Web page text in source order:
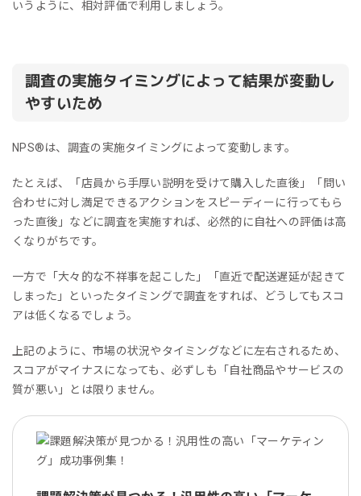
いうように、相対評価で利用しましょう。
調査の実施タイミングによって結果が変動し
やすいため
NPS®︎は、調査の実施タイミングによって変動します。
たとえば、「店員から手厚い説明を受けて購入した直後」「問い
合わせに対し満足できるアクションをスピーディーに行ってもら
った直後」などに調査を実施すれば、必然的に自社への評価は高
くなりがちです。
一方で「大々的な不祥事を起こした」「直近で配送遅延が起きて
しまった」といったタイミングで調査をすれば、どうしてもスコ
アは低くなるでしょう。
上記のように、市場の状況やタイミングなどに左右されるため、
スコアがマイナスになっても、必ずしも「自社商品やサービスの
質が悪い」とは限りません。